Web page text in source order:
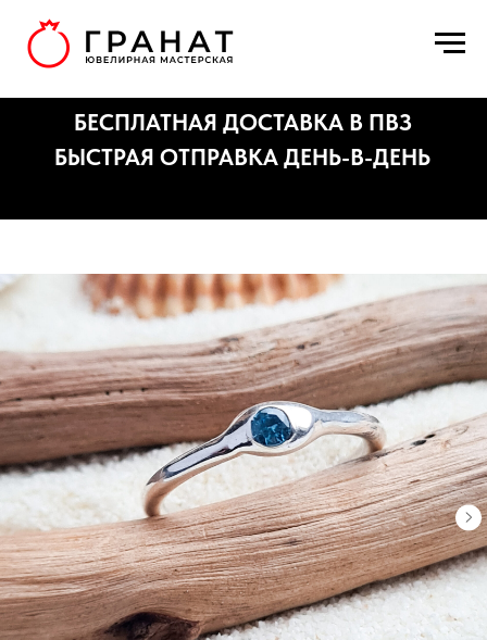
БЫСТРАЯ ОТПРАВКА ДЕНЬ-В-ДЕНЬ